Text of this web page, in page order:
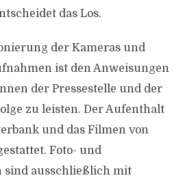
das Los.
der Kameras und
ist den Anweisungen
der Pressestelle und der
zu leisten. Der Aufenthalt
und das Filmen von
Foto- und
sind ausschließlich mit